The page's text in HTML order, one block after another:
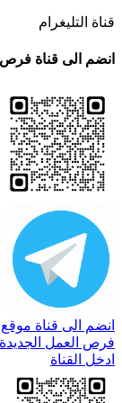
قناة التليغرام
انضم الى قناة
انضم الى قناة
فرص العمل
ادخل القناة